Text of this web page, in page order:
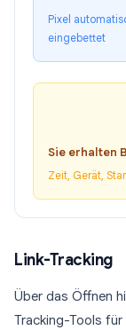
Pixel
eingebettet
Sie erhalten
Zeit, Gerät,
Link-Tracking
Über das Öffnen
Tracking-Tools für